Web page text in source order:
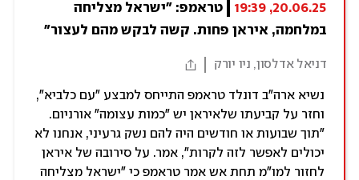
20.06.25, 19:39
במלחמה, איראן פחות. קשה לבקש מהם לעצור"
דניאל אדלסון, ניו יורק
נשיא ארה"ב דונלד טראמפ התייחס למבצע "עם כלביא",
וחזר על קביעתו שלאיראן יש "כמות עצומה" אורניום.
"תוך שבועות או חודשים היה להם נשק גרעיני, אנחנו לא
יכולים לאפשר לזה לקרות", אמר. על סירובה של איראן
לחזור למו"מ תחת אש אמר טראמפ כי "ישראל מצליחה